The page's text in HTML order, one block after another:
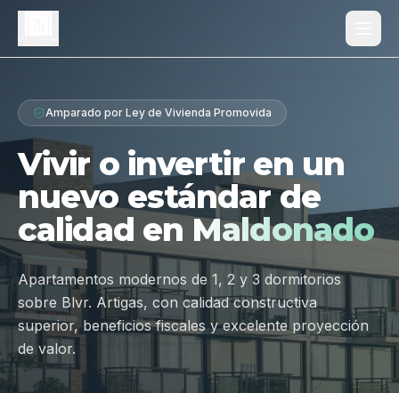
Proyecto
Diferenciales
Tipologías
Galería
Ubicación
Contacto
Hablar por WhatsApp
Amparado por Ley de Vivienda Promovida
Vivir o invertir en un
nuevo estándar de
calidad en Maldonado
Apartamentos modernos de 1, 2 y 3 dormitorios
sobre Blvr. Artigas, con calidad constructiva
superior, beneficios fiscales y excelente proyección
de valor.